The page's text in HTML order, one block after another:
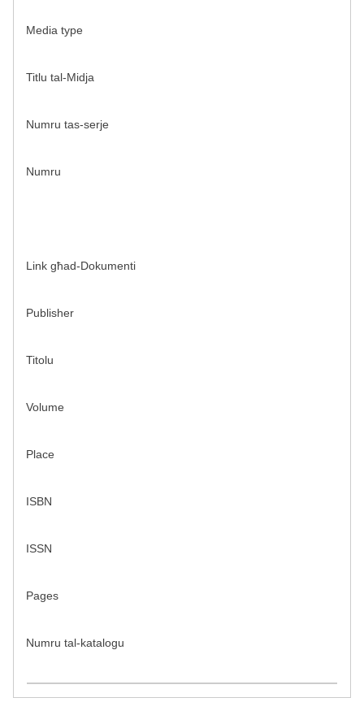
Media type
Titlu tal-Midja
Numru tas-serje
Numru
Link għad-Dokumenti
Publisher
Titolu
Volume
Place
ISBN
ISSN
Pages
Numru tal-katalogu